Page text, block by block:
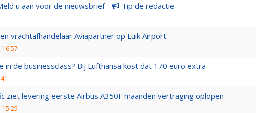
u aan voor de nieuwsbrief Tip de redactie
vrachtafhandelaar Aviapartner op Luik Airport
16:57
in de businessclass? Bij Lufthansa kost dat 170 euro extra
ziet levering eerste Airbus A350F maanden vertraging oplopen
15:25